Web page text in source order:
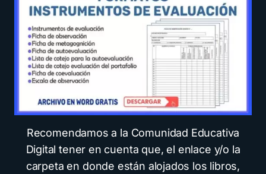
Recomendamos a la Comunidad Educativa
Digital tener en cuenta que, el enlace y/o la
carpeta en donde están alojados los libros,